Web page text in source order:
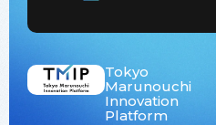
Tokyo
Marunouchi
Innovation
Platform